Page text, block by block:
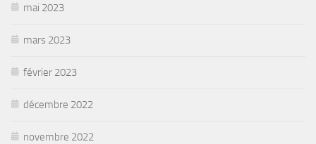
mai 2023
mars 2023
février 2023
décembre 2022
novembre 2022